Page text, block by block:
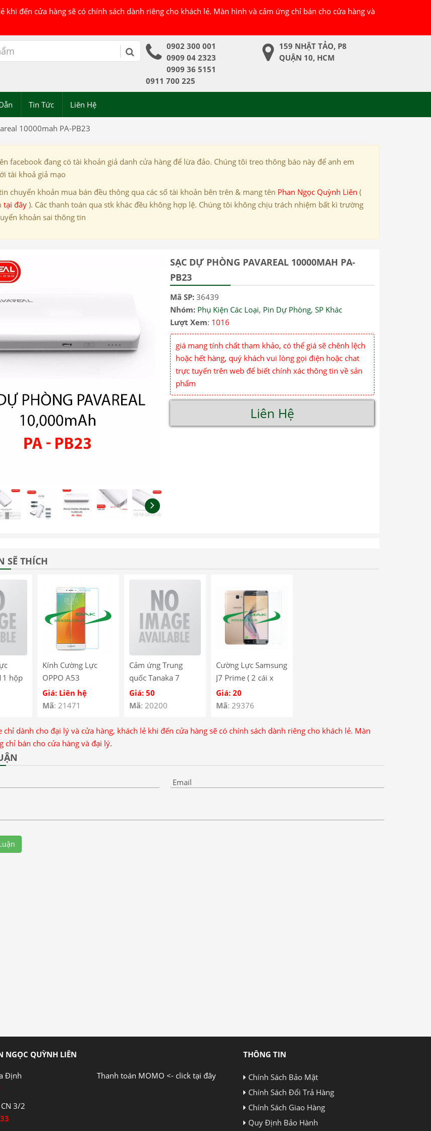
khi đến cửa hàng sẽ có chính sách dành riêng cho khách lẻ. Màn hình và cảm ứng chỉ bán cho cửa hàng và
0902 300 001
0909 04 2323
0909 36 5151
0911 700 225
159 NHẬT TẢO, P8
QUẬN 10, HCM
Tin Tức Liên Hệ
10000mah PA-PB23
facebook đang có tài khoản giả danh cửa hàng để lừa đảo. Chúng tôi treo thông báo này để anh em
tài khoả giả mạo
chuyển khoản mua bán đều thông qua các số tài khoản bên trên & mang tên Phan Ngọc Quỳnh Liên (
tại đây ). Các thanh toán qua stk khác đều không hợp lệ. Chúng tôi không chịu trách nhiệm bất kì trường
khoản sai thông tin
SẠC DỰ PHÒNG PAVAREAL 10000MAH PA-
PB23
Mã SP: 36439
Nhóm: Phụ Kiện Các Loại, Pin Dự Phòng, SP Khác
Lượt Xem: 1016
giá mang tính chất tham khảo, có thể giá sẽ chênh lệch
hoặc hết hàng, quý khách vui lòng gọi điện hoặc chat
trực tuyến trên web để biết chính xác thông tin về sản
phẩm
Liên Hệ
SẼ THÍCH
hộp
Kính Cường Lực
OPPO A53
Giá: Liên hệ
Mã: 21471
Cảm ứng Trung
quốc Tanaka 7
inches
Giá: 50
Mã: 20200
Cường Lực Samsung
J7 Prime ( 2 cái x
10k=20k)
Giá: 20
Mã: 29376
chỉ dành cho đại lý và cửa hàng, khách lẻ khi đến cửa hàng sẽ có chính sách dành riêng cho khách lẻ. Màn
chỉ bán cho cửa hàng và đại lý.
Email
NGỌC QUỲNH LIÊN
Định
3/2
Thanh toán MOMO <- click tại đây
THÔNG TIN
Chính Sách Bảo Mật
Chính Sách Đổi Trả Hàng
Chính Sách Giao Hàng
Quy Định Bảo Hành